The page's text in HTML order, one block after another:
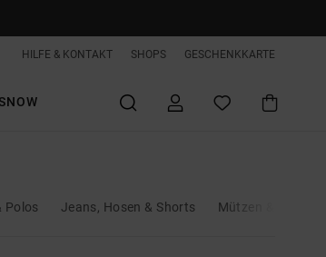
HILFE & KONTAKT SHOPS GESCHENKKARTE
Polos Jeans, Hosen & Shorts Mützen & Caps